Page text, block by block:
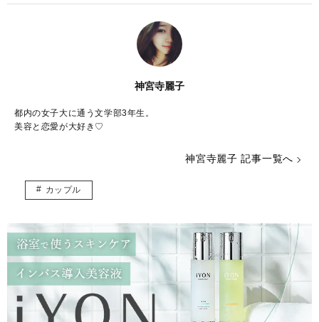
神宮寺麗子
都内の女子大に通う文学部3年生。
美容と恋愛が大好き♡
神宮寺麗子 記事一覧へ
カップル